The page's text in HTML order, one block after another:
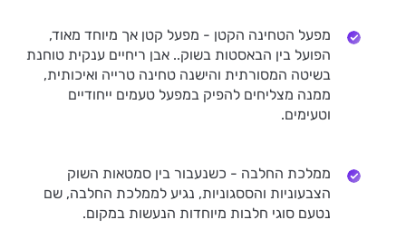
מפעל הטחינה הקטן - מפעל קטן אך מיוחד מאוד,
הפועל בין הבאסטות בשוק.. אבן ריחיים ענקית טוחנת
בשיטה המסורתית והישנה טחינה טרייה ואיכותית,
ממנה מצליחים להפיק במפעל טעמים ייחודיים
וטעימים.
ממלכת החלבה - כשנעבור בין סמטאות השוק
הצבעוניות והססגוניות, נגיע לממלכת החלבה, שם
נטעם סוגי חלבות מיוחדות הנעשות במקום.